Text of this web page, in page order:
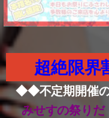
超絶限界
◆◆不定期開催
みせすの祭りだ